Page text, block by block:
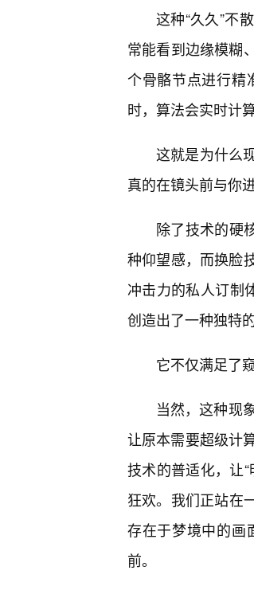
这种“久久”不
常能看到边缘模糊
个骨骼节点进行精
时，算法会实时计
这就是为什么
真的在镜头前与你
除了技术的硬
种仰望感，而换脸
冲击力的私人订制
创造出了一种独特
它不仅满足了
当然，这种现
让原本需要超级计
技术的普适化，让
狂欢。我们正站在
存在于梦境中的画
前。